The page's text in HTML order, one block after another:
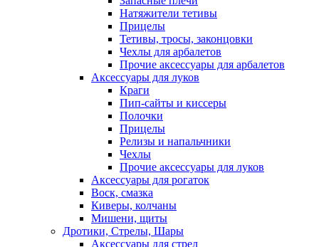
Натяжители тетивы
Прицелы
Тетивы, тросы, законцовки
Чехлы для арбалетов
Прочие аксессуары для арбалетов
Аксессуары для луков
Краги
Пип-сайты и киссеры
Полочки
Прицелы
Релизы и напальчники
Чехлы
Прочие аксессуары для луков
Аксессуары для рогаток
Воск, смазка
Киверы, колчаны
Мишени, щиты
Дротики, Стрелы, Шары
Аксессуары для стрел